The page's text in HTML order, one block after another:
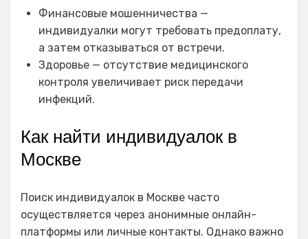
Финансовые мошенничества —
индивидуалки могут требовать предоплату,
а затем отказываться от встречи.
Здоровье — отсутствие медицинского
контроля увеличивает риск передачи
инфекций.
Как найти индивидуалок в
Москве
Поиск индивидуалок в Москве часто
осуществляется через анонимные онлайн-
платформы или личные контакты. Однако важно